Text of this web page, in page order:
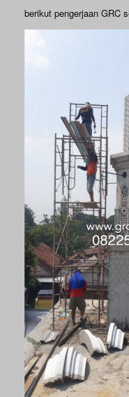
berikut pengerjaan GRC